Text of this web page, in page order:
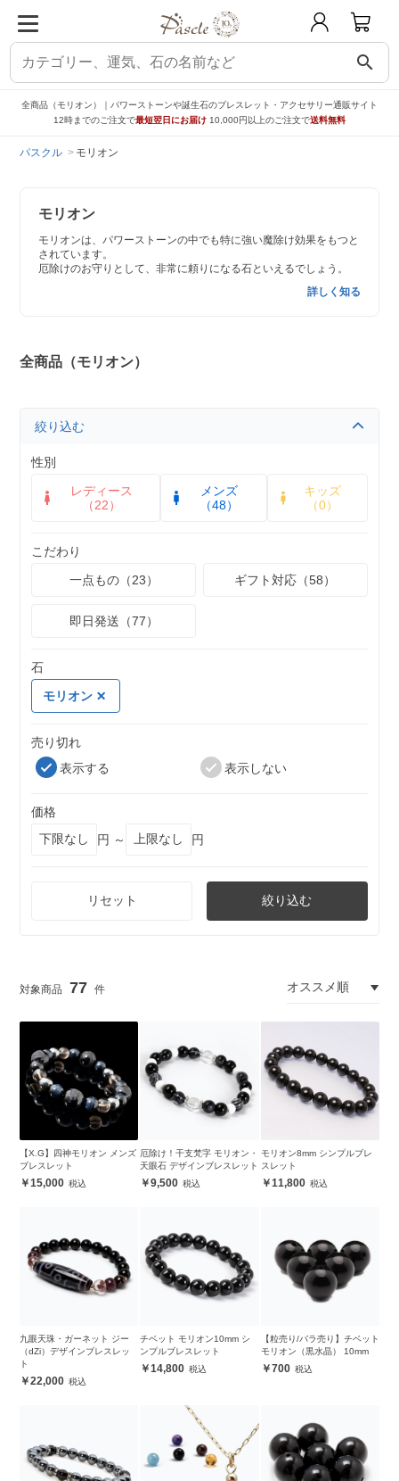
search
全商品（モリオン）｜パワーストーンや誕生石のブレスレット・アクセサリー通販サイト
12時までのご注文で最短翌日にお届け 10,000円以上のご注文で送料無料
パスクル モリオン
モリオン
モリオンは、パワーストーンの中でも特に強い魔除け効果をもつと
されています。
厄除けのお守りとして、非常に頼りになる石といえるでしょう。
詳しく知る
全商品（モリオン）
絞り込む
性別
レディース
（22）
メンズ
（48）
キッズ
（0）
こだわり
一点もの（23）
ギフト対応（58）
即日発送（77）
石
モリオン
売り切れ
表示する
表示しない
価格
円 ～
円
リセット 絞り込む
77
【X.G】四神モリオン メンズ
ブレスレット
15,000
厄除け！干支梵字 モリオン・
天眼石 デザインブレスレット
9,500
モリオン8mm シンプルブレ
スレット
11,800
九眼天珠・ガーネット ジー
（dZi）デザインブレスレッ
ト
22,000
チベット モリオン10mm シ
ンプルブレスレット
14,800
【粒売り/バラ売り】チベット
モリオン（黒水晶） 10mm
700